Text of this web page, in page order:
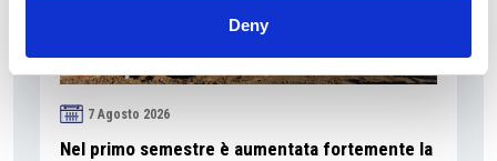
Deny
7 Agosto 2026
Nel primo semestre è aumentata fortemente la